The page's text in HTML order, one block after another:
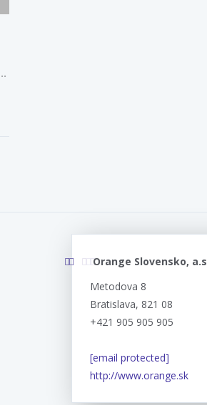
Orange Slovensko, a.s
Metodova 8
Bratislava, 821 08
+421 905 905 905
[email protected]
http://www.orange.sk